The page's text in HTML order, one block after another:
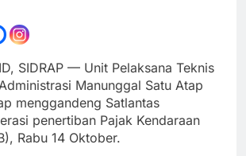
SIDRAP — Unit Pelaksana Teknis
Manunggal Satu Atap
menggandeng Satlantas
penertiban Pajak Kendaraan
Rabu 14 Oktober.